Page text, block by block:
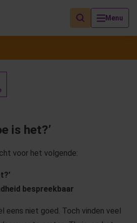
Menu
aanvullen beschikbaar zijn,
is het?’
voor het volgende:
bespreekbaar
eens niet goed. Toch vinden veel